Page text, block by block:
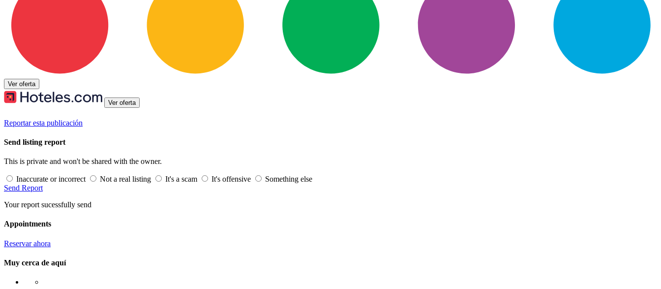
Ver oferta
Ver oferta
Reportar esta publicación
Send listing report
This is private and won't be shared with the owner.
Inaccurate or incorrect Not a real listing It's a scam It's offensive
Something else
Send Report
Your report sucessfully send
Appointments
Reservar ahora
Muy cerca de aquí